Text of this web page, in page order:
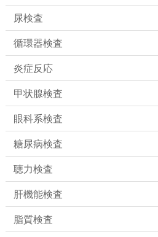
尿検査
循環器検査
炎症反応
甲状腺検査
眼科系検査
糖尿病検査
聴力検査
肝機能検査
脂質検査